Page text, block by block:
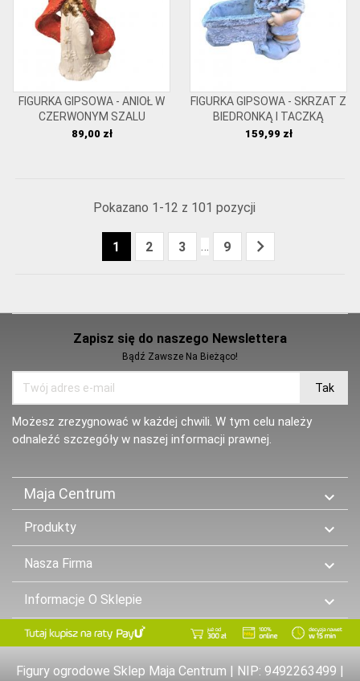
FIGURKA GIPSOWA - ANIOŁ W
CZERWONYM SZALU
Cena
89,00 zł
FIGURKA GIPSOWA - SKRZAT Z
BIEDRONKĄ I TACZKĄ
Cena
159,99 zł
Pokazano 1-12 z 101 pozycji
1 2 3 … 9 
Zapisz się do naszego Newslettera
Bądź Zawsze Na Bieżąco!
Możesz zrezygnować w każdej chwili. W tym celu należy
odnaleźć szczegóły w naszej informacji prawnej.
Maja Centrum 
Produkty 
Nasza Firma 
Informacje O Sklepie 
Figury ogrodowe Sklep Maja Centrum | NIP: 9492263499 |